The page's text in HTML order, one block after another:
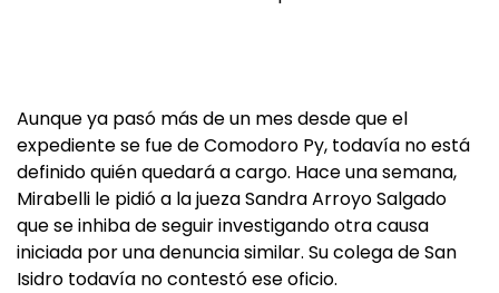
Aunque ya pasó más de un mes desde que el
expediente se fue de Comodoro Py, todavía no está
definido quién quedará a cargo. Hace una semana,
Mirabelli le pidió a la jueza Sandra Arroyo Salgado
que se inhiba de seguir investigando otra causa
iniciada por una denuncia similar. Su colega de San
Isidro todavía no contestó ese oficio.